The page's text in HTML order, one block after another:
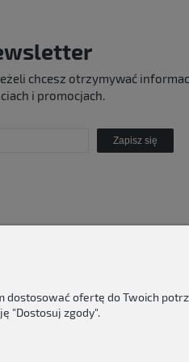
chcesz otrzymywać
i promocjach.
Zapisz się
ofertę do Twoich
"Dostosuj zgody".